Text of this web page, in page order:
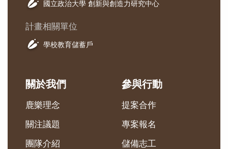
國立政治大學 創新與創造力研究中心
計畫相關單位
學校教育儲蓄戶
關於我們
鹿樂理念
關注議題
團隊介紹
參與行動
提案合作
專案報名
儲備志工